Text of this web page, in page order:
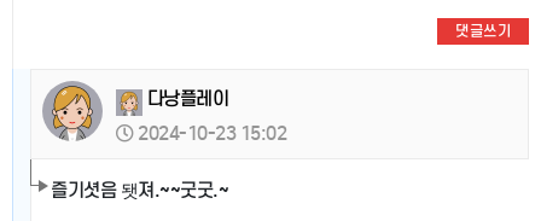
댓글쓰기
다낭플레이
2024-10-23 15:02
즐기셧음 됏져.~~굿굿.~